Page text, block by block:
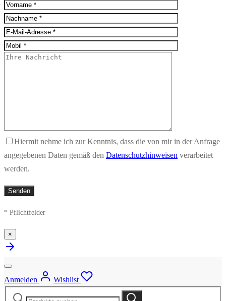
Hiermit nehme ich zur Kenntnis, dass die von mir in der Anfrage
angegebenen Daten gemäß den Datenschutzhinweisen verarbeitet
werden.
* Pflichtfelder
×
Anmelden
Wishlist
Suche
Suche